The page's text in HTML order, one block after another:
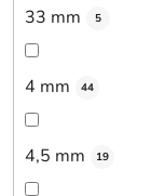
33 mm 5
4 mm 44
4,5 mm 19